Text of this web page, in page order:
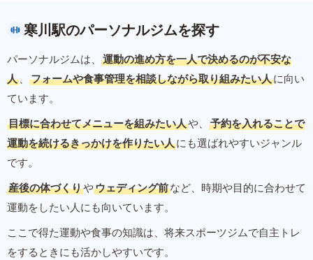
寒川駅のパーソナルジムを探す
パーソナルジムは、
運動の進め方を一人で決めるのが不安な
人 、 フォームや食事管理を相談しながら取り組みたい人に向い
ています。
目標に合わせてメニューを組みたい人や、
予約を入れることで
運動を続けるきっかけを作りたい人にも選ばれやすいジャンル
です。
産後の体づくりやウェディング前など、時期や目的に合わせて
運動をしたい人にも向いています。
ここで得た運動や食事の知識は、将来スポーツジムで自主トレ
をするときにも活かしやすいです。